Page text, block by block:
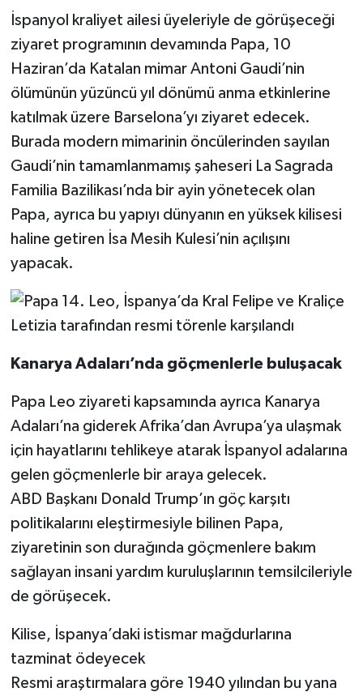
İspanyol kraliyet ailesi üyeleriyle de görüşeceği
ziyaret programının devamında Papa, 10
Haziran’da Katalan mimar Antoni Gaudi’nin
ölümünün yüzüncü yıl dönümü anma etkinlerine
katılmak üzere Barselona’yı ziyaret edecek.
Burada modern mimarinin öncülerinden sayılan
Gaudi’nin tamamlanmamış şaheseri La Sagrada
Familia Bazilikası’nda bir ayin yönetecek olan
Papa, ayrıca bu yapıyı dünyanın en yüksek kilisesi
haline getiren İsa Mesih Kulesi’nin açılışını
yapacak.
Kanarya Adaları’nda göçmenlerle buluşacak
Papa Leo ziyareti kapsamında ayrıca Kanarya
Adaları’na giderek Afrika’dan Avrupa’ya ulaşmak
için hayatlarını tehlikeye atarak İspanyol adalarına
gelen göçmenlerle bir araya gelecek.
ABD Başkanı Donald Trump’ın göç karşıtı
politikalarını eleştirmesiyle bilinen Papa,
ziyaretinin son durağında göçmenlere bakım
sağlayan insani yardım kuruluşlarının temsilcileriyle
de görüşecek.
Kilise, İspanya’daki istismar mağdurlarına
tazminat ödeyecek
Resmi araştırmalara göre 1940 yılından bu yana